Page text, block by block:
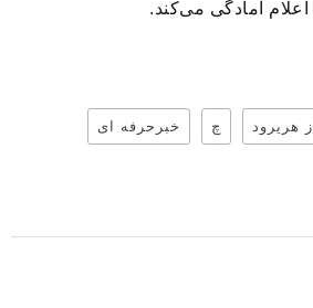
آمادگی می‌کند.
هریرود چ خبرحرفه ای